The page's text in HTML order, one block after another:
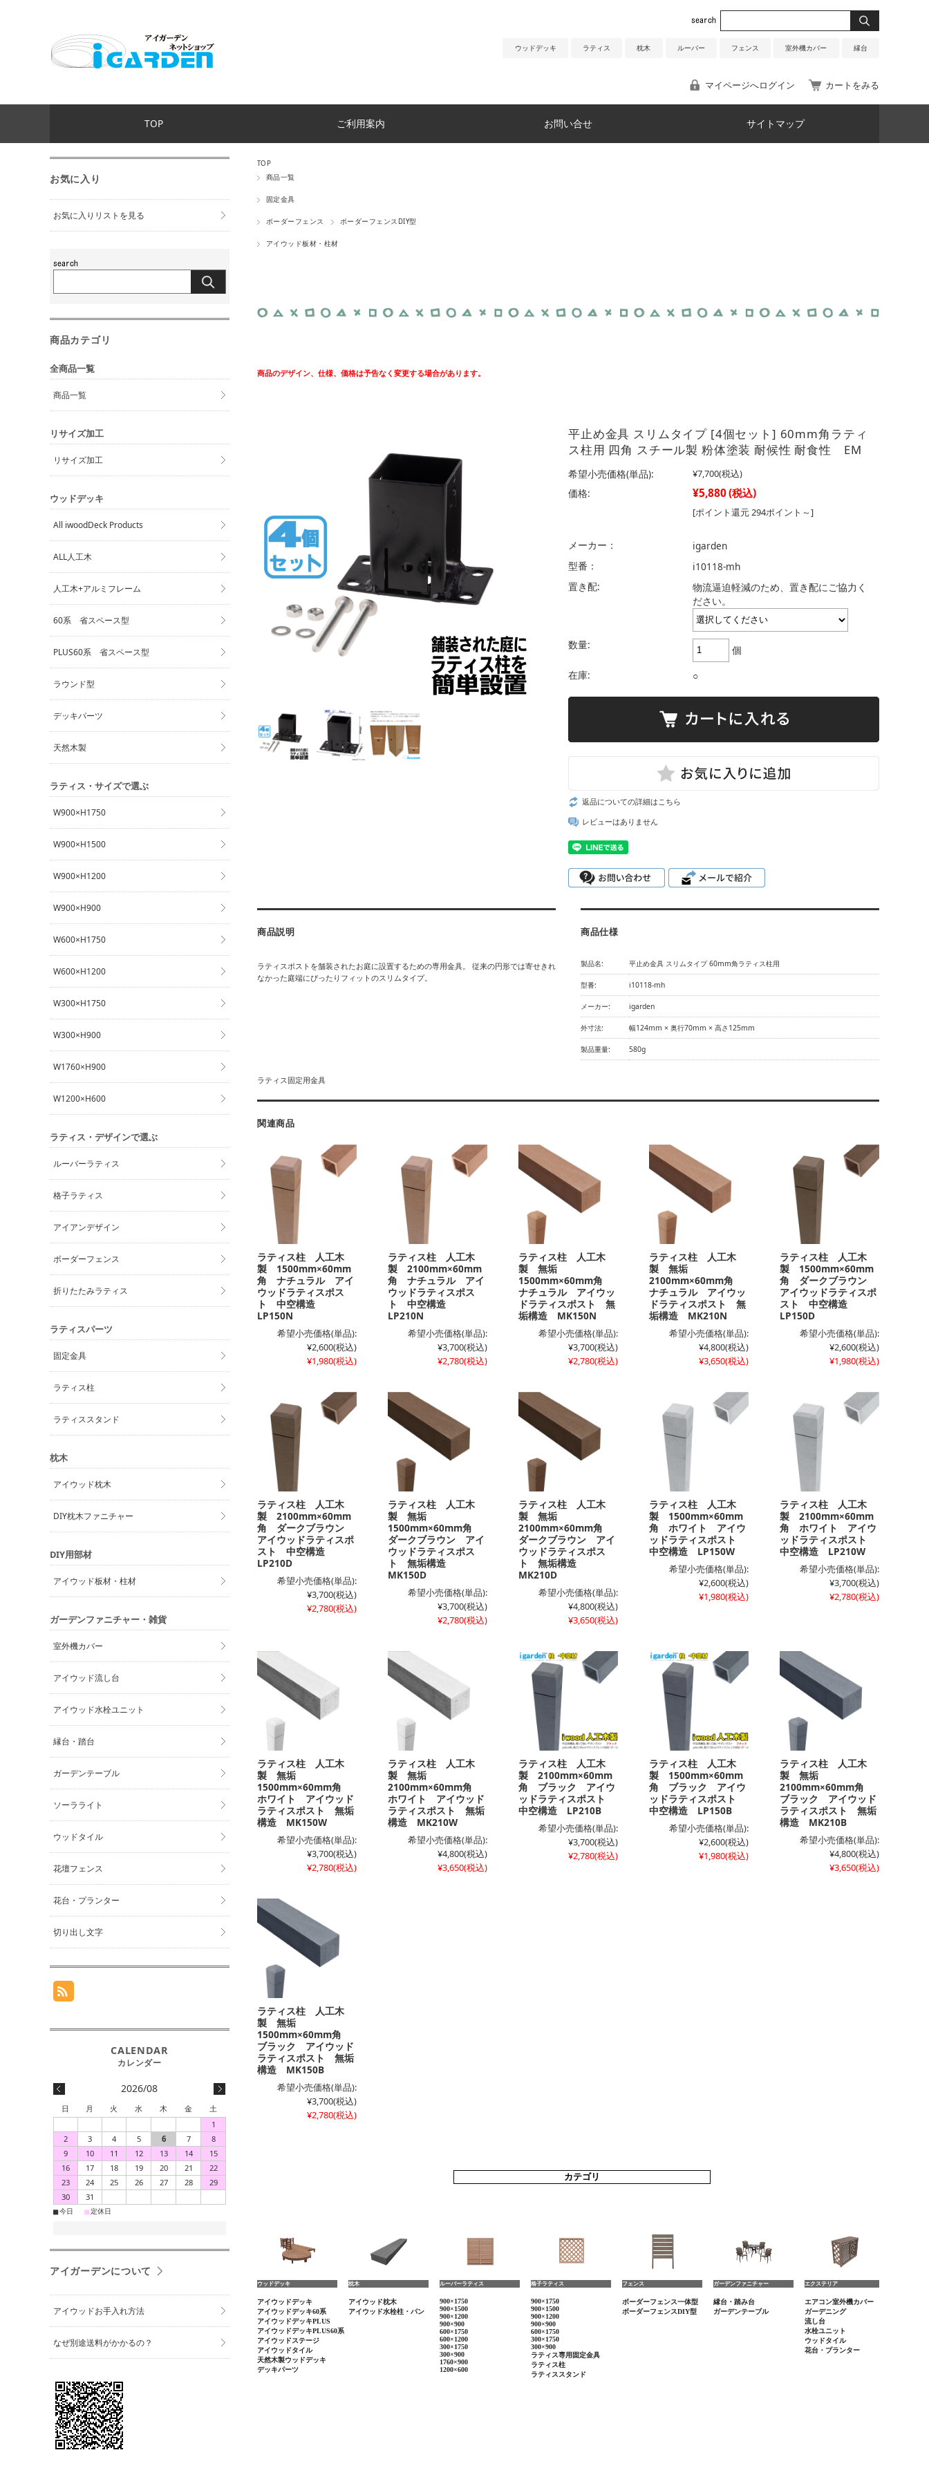
ウッドデッキ ラティス 枕木 ルーバー フェンス 室外機カバー 縁台
マイページへログイン カートをみる
TOP ご利用案内 お問い合せ サイトマップ
TOP
商品一覧
固定金具
ボーダーフェンス ボーダーフェンスDIY型
アイウッド板材・柱材
商品のデザイン、仕様、価格は予告なく変更する場合があります。
平止め金具 スリムタイプ [4個セット] 60mm角ラティ
ス柱用 四角 スチール製 粉体塗装 耐候性 耐食性 EM
希望小売価格(単品): ¥7,700(税込)
価格: ¥5,880(税込)
[ポイント還元 294ポイント～]
メーカー：
igarden
型番：
i10118-mh
置き配:
物流逼迫軽減のため、置き配にご協力く
ださい。
数量:
個
在庫:
○
返品についての詳細はこちら
レビューはありません
商品説明
ラティスポストを舗装されたお庭に設置するための専用金具。 従来の円形では寄せきれ
なかった庭端にぴったりフィットのスリムタイプ。
商品仕様
製品名: 平止め金具 スリムタイプ 60mm角ラティス柱用
型番: i10118-mh
メーカー: igarden
外寸法: 幅124mm × 奥行70mm × 高さ125mm
製品重量: 580g
ラティス固定用金具
関連商品
ラティス柱 人工木
製 1500mm×60mm
角 ナチュラル アイ
ウッドラティスポス
ト 中空構造
LP150N
希望小売価格(単品):
¥2,600(税込)
¥1,980(税込)
ラティス柱 人工木
製 2100mm×60mm
角 ナチュラル アイ
ウッドラティスポス
ト 中空構造
LP210N
希望小売価格(単品):
¥3,700(税込)
¥2,780(税込)
ラティス柱 人工木
製 無垢
1500mm×60mm角
ナチュラル アイウッ
ドラティスポスト 無
垢構造 MK150N
希望小売価格(単品):
¥3,700(税込)
¥2,780(税込)
ラティス柱 人工木
製 無垢
2100mm×60mm角
ナチュラル アイウッ
ドラティスポスト 無
垢構造 MK210N
希望小売価格(単品):
¥4,800(税込)
¥3,650(税込)
ラティス柱 人工木
製 1500mm×60mm
角 ダークブラウン
アイウッドラティスポ
スト 中空構造
LP150D
希望小売価格(単品):
¥2,600(税込)
¥1,980(税込)
ラティス柱 人工木
製 2100mm×60mm
角 ダークブラウン
アイウッドラティスポ
スト 中空構造
LP210D
希望小売価格(単品):
¥3,700(税込)
¥2,780(税込)
ラティス柱 人工木
製 無垢
1500mm×60mm角
ダークブラウン アイ
ウッドラティスポス
ト 無垢構造
MK150D
希望小売価格(単品):
¥3,700(税込)
¥2,780(税込)
ラティス柱 人工木
製 無垢
2100mm×60mm角
ダークブラウン アイ
ウッドラティスポス
ト 無垢構造
MK210D
希望小売価格(単品):
¥4,800(税込)
¥3,650(税込)
ラティス柱 人工木
製 1500mm×60mm
角 ホワイト アイウ
ッドラティスポスト
中空構造 LP150W
希望小売価格(単品):
¥2,600(税込)
¥1,980(税込)
ラティス柱 人工木
製 2100mm×60mm
角 ホワイト アイウ
ッドラティスポスト
中空構造 LP210W
希望小売価格(単品):
¥3,700(税込)
¥2,780(税込)
ラティス柱 人工木
製 無垢
1500mm×60mm角
ホワイト アイウッド
ラティスポスト 無垢
構造 MK150W
希望小売価格(単品):
¥3,700(税込)
¥2,780(税込)
ラティス柱 人工木
製 無垢
2100mm×60mm角
ホワイト アイウッド
ラティスポスト 無垢
構造 MK210W
希望小売価格(単品):
¥4,800(税込)
¥3,650(税込)
ラティス柱 人工木
製 2100mm×60mm
角 ブラック アイウ
ッドラティスポスト
中空構造 LP210B
希望小売価格(単品):
¥3,700(税込)
¥2,780(税込)
ラティス柱 人工木
製 1500mm×60mm
角 ブラック アイウ
ッドラティスポスト
中空構造 LP150B
希望小売価格(単品):
¥2,600(税込)
¥1,980(税込)
ラティス柱 人工木
製 無垢
2100mm×60mm角
ブラック アイウッド
ラティスポスト 無垢
構造 MK210B
希望小売価格(単品):
¥4,800(税込)
¥3,650(税込)
ラティス柱 人工木
製 無垢
1500mm×60mm角
ブラック アイウッド
ラティスポスト 無垢
構造 MK150B
希望小売価格(単品):
¥3,700(税込)
¥2,780(税込)
お気に入り
お気に入りリストを見る
商品カテゴリ
全商品一覧
商品一覧
リサイズ加工
リサイズ加工
ウッドデッキ
All iwoodDeck Products
ALL人工木
人工木+アルミフレーム
60系 省スペース型
PLUS60系 省スペース型
ラウンド型
デッキパーツ
天然木製
ラティス・サイズで選ぶ
W900×H1750
W900×H1500
W900×H1200
W900×H900
W600×H1750
W600×H1200
W300×H1750
W300×H900
W1760×H900
W1200×H600
ラティス・デザインで選ぶ
ルーバーラティス
格子ラティス
アイアンデザイン
ボーダーフェンス
折りたたみラティス
ラティスパーツ
固定金具
ラティス柱
ラティススタンド
枕木
アイウッド枕木
DIY枕木ファニチャー
DIY用部材
アイウッド板材・柱材
ガーデンファニチャー・雑貨
室外機カバー
アイウッド流し台
アイウッド水栓ユニット
縁台・踏台
ガーデンテーブル
ソーラライト
ウッドタイル
花壇フェンス
花台・プランター
切り出し文字
2026/08
日 月 火 水 木 金
土
1
2
3 4 5 6 7
8
9
10 11 12 13 14
15
16
17 18 19 20 21
22
23
24 25 26 27 28
29
30
31
■今日 ■定休日
アイガーデンについて
アイウッドお手入れ方法
なぜ別途送料がかかるの？